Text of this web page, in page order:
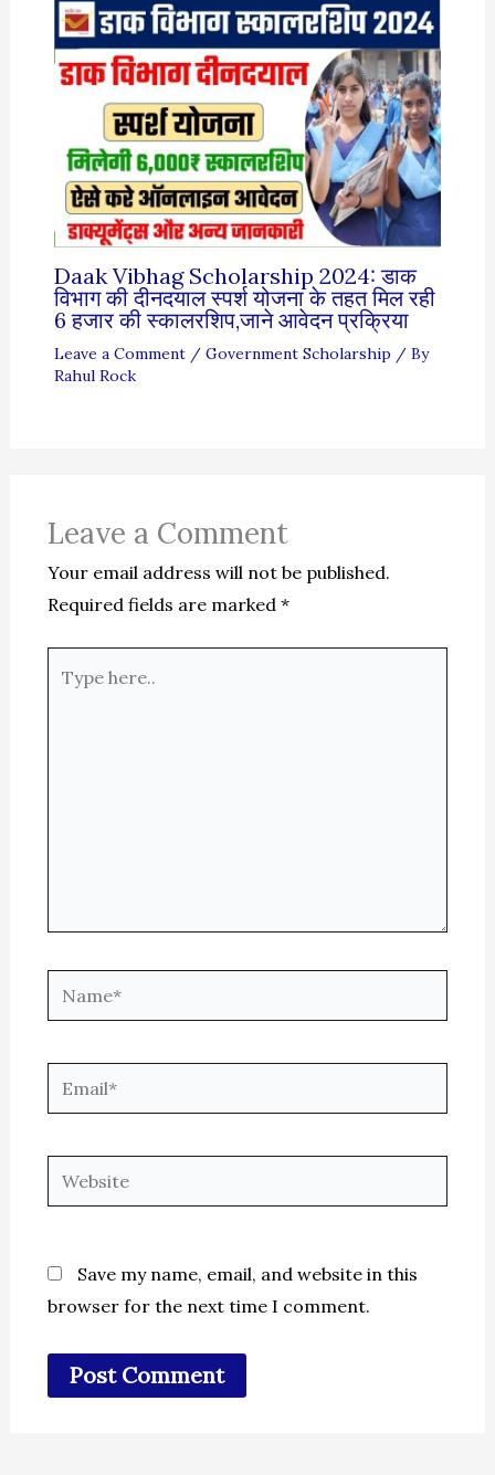
Daak Vibhag Scholarship 2024: डाक
विभाग की दीनदयाल स्पर्श योजना के तहत मिल रही
6 हजार की स्कालरशिप,जाने आवेदन प्रक्रिया
Leave a Comment / Government Scholarship / By
Rahul Rock
Leave a Comment
Your email address will not be published.
Required fields are marked *
here..
Website
Save my name, email, and website in this
browser for the next time I comment.